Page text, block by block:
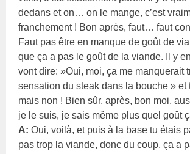
dedans et on… on le mange, c’est
franchement ! Bon après, faut… faut
Faut pas être en manque de goût de
que ça a pas le goût de la viande. Il y
vont dire: »Oui, moi, ça me manquerait
sensation du steak dans la bouche »
mais non ! Bien sûr, après, bon moi,
je le suis, je sais même plus quel goût
A: Oui, voilà, et puis à la base tu étais
pas trop la viande, donc du coup, ça a